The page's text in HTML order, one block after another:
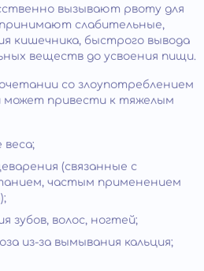
вызывают рвоту для
принимают слабительные,
кишечника, быстрого вывода
веществ до усвоения пищи.
со злоупотреблением
привести к тяжелым
веса;
(связанные с
частым применением
зубов, волос, ногтей;
из-за вымывания кальция;